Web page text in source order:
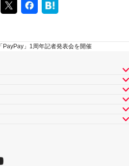
「PayPay」1周年記者発表会を開催